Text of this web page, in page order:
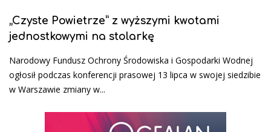
„Czyste Powietrze” z wyższymi kwotami
jednostkowymi na stolarkę
Narodowy Fundusz Ochrony Środowiska i Gospodarki Wodnej
ogłosił podczas konferencji prasowej 13 lipca w swojej siedzibie
w Warszawie zmiany w...